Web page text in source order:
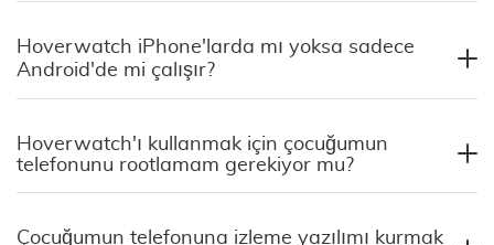
Hoverwatch iPhone'larda mı yoksa sadece
Android'de mi çalışır?
Hoverwatch'ı kullanmak için çocuğumun
telefonunu rootlamam gerekiyor mu?
Çocuğumun telefonuna izleme yazılımı kurmak